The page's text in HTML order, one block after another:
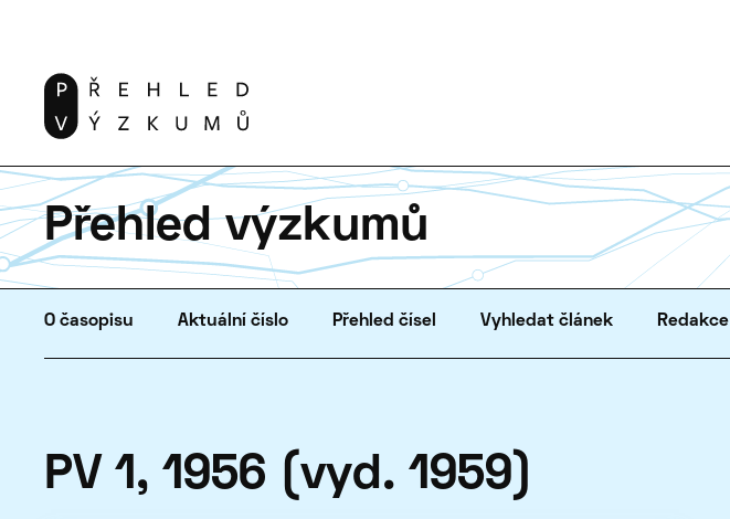
Přehled výzkumů
O časopisu Aktuální číslo Přehled čísel Vyhledat článek Redakce
PV 1, 1956 (vyd. 1959)